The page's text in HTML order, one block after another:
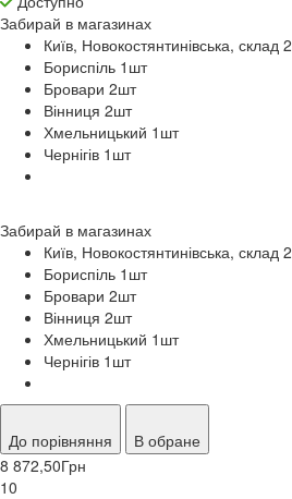
Забирай в магазинах
Київ, Новокостянтинівська, склад 2
Бориспіль 1 шт
Бровари 2шт
Вінниця 2шт
Хмельницький 1 шт
Чернігів 1 шт
Забирай в магазинах
Київ, Новокостянтинівська, склад 2
Бориспіль 1 шт
Бровари 2шт
Вінниця 2шт
Хмельницький 1 шт
Чернігів 1 шт
До порівняння
В обране
8 872,50Грн
10